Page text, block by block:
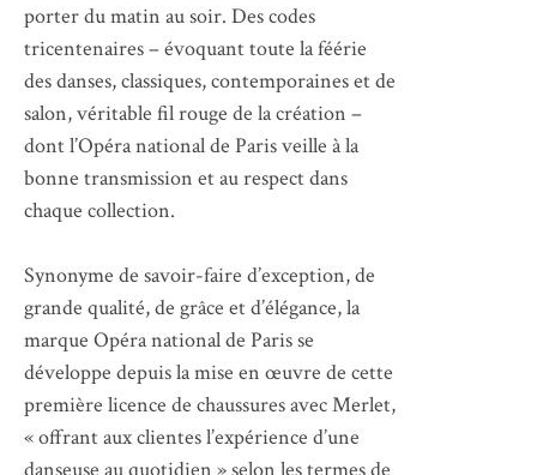
porter du matin au soir. Des codes
tricentenaires – évoquant toute la féérie
des danses, classiques, contemporaines et de
salon, véritable fil rouge de la création –
dont l’Opéra national de Paris veille à la
bonne transmission et au respect dans
chaque collection.
Synonyme de savoir-faire d’exception, de
grande qualité, de grâce et d’élégance, la
marque Opéra national de Paris se
développe depuis la mise en œuvre de cette
première licence de chaussures avec Merlet,
« offrant aux clientes l’expérience d’une
danseuse au quotidien » selon les termes de